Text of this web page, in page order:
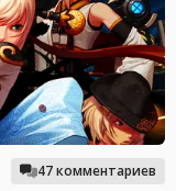
47 комментариев